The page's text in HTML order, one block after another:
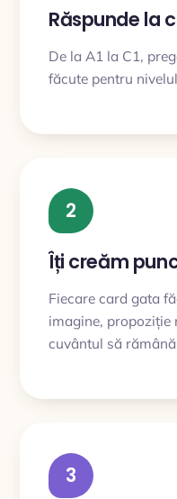
Răspunde la
De la A1 la C1,
făcute pentru
2
Îți creăm
Fiecare card gata
imagine, propoziție
cuvântul să
3